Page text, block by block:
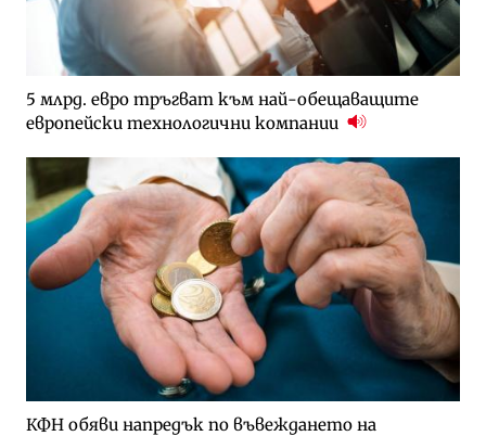
5 млрд. евро тръгват към най-обещаващите
европейски технологични компании
КФН обяви напредък по въвеждането на